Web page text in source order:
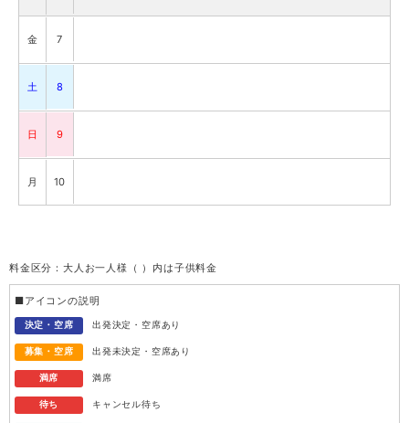
金 7
土 8
日 9
月 10
水 12
木 13
金 14
料金区分：大人お一人様（ ）内は子供料金
■アイコンの説明
決定・空席 出発決定・空席あり
募集・空席 出発未決定・空席あり
満席 満席
待ち キャンセル待ち